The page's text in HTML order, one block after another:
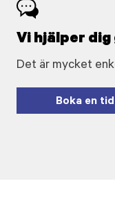
Vi hjälper dig
Det är mycket
Boka en tid